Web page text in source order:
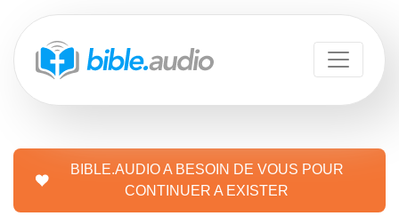
BIBLE.AUDIO A BESOIN DE VOUS POUR
CONTINUER A EXISTER